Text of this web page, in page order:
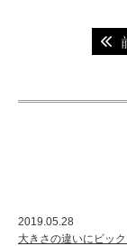
2019.05.28
大きさの違いにビッ